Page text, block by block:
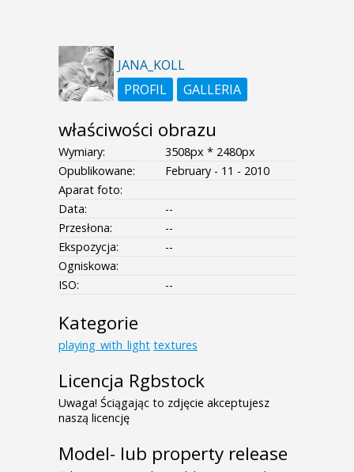
JANA_KOLL
PROFIL
GALLERIA
właściwości obrazu
Wymiary:
3508px * 2480px
Opublikowane:
February - 11 - 2010
Aparat foto:
Data:
--
Przesłona:
--
Ekspozycja:
--
Ogniskowa:
ISO:
--
Kategorie
playing_with_light textures
Licencja Rgbstock
Uwaga! Ściągając to zdjęcie akceptujesz
naszą licencję
Model- lub property release